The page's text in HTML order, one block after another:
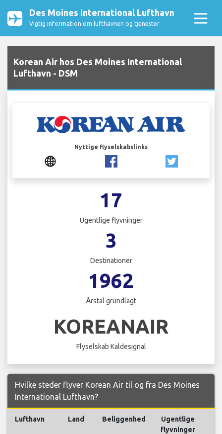
Des Moines International Lufthavn
Vigtig information om lufthavnen og tjenester
Korean Air hos Des Moines International
Lufthavn - DSM
Nyttige flyselskabslinks
17
Ugentlige flyvninger
3
Destinationer
1962
Årstal grundlagt
KOREANAIR
Flyselskab Kaldesignal
Hvilke steder flyver Korean Air til og fra Des Moines
International Lufthavn?
Lufthavn Land Beliggenhed
Ugentlige
flyvninger